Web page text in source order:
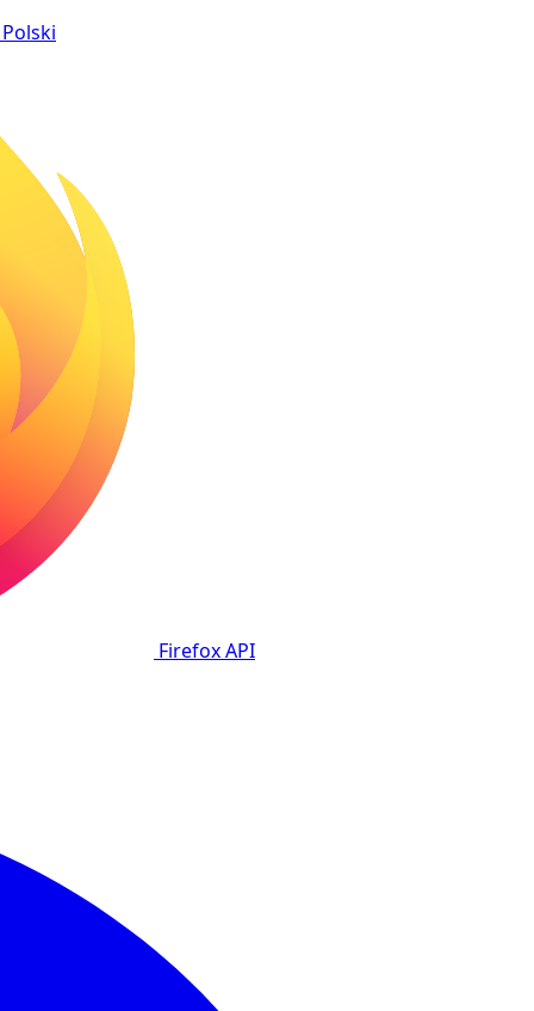
Polski
FirefoxAPI